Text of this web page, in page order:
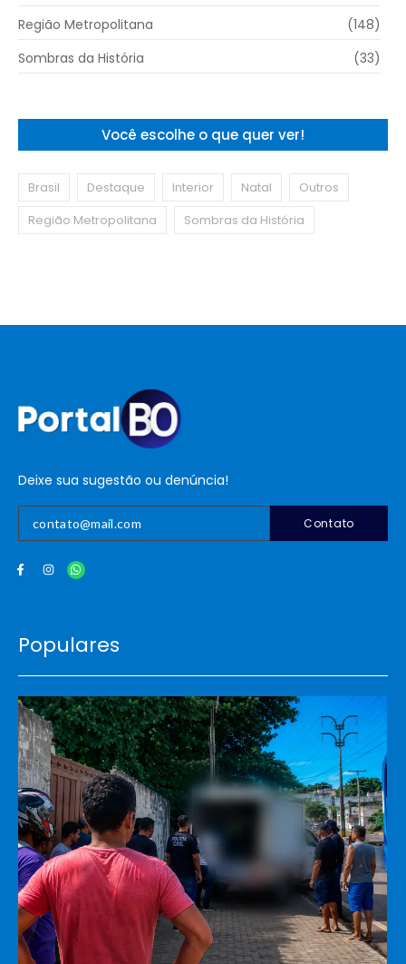
Região Metropolitana
(148)
Sombras da História
(33)
Você escolhe o que quer ver!
Brasil Destaque Interior Natal
Outros
Região Metropolitana
Sombras da História
Deixe sua sugestão ou denúncia!
Contato
Populares